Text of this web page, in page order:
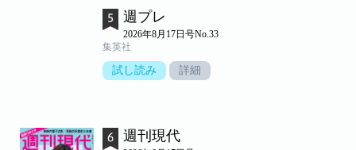
週プレ
2026年8月17日号No.33
集英社
試し読み 詳細
週刊現代